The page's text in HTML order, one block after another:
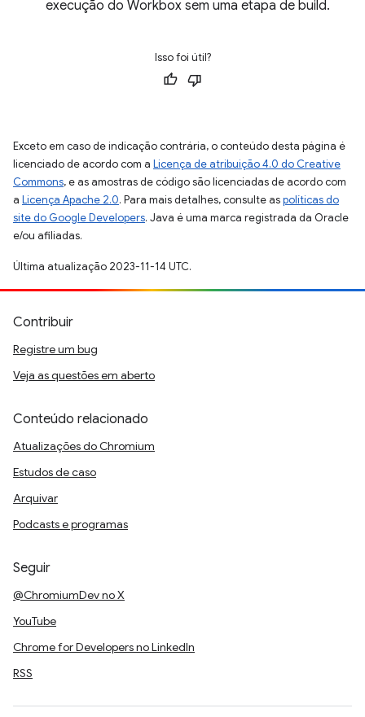
execução do Workbox sem uma etapa de build.
Isso foi útil?
Exceto em caso de indicação contrária, o conteúdo desta página é
licenciado de acordo com a Licença de atribuição 4.0 do Creative
Commons, e as amostras de código são licenciadas de acordo com
a Licença Apache 2.0. Para mais detalhes, consulte aspolíticas do
site do Google Developers. Java é uma marca registrada da Oracle
e/ou afiliadas.
Última atualização 2023-11-14 UTC.
Contribuir
Registre um bug
Veja as questões em aberto
Conteúdo relacionado
Atualizações do Chromium
Estudos de caso
Arquivar
Podcasts e programas
Seguir
@ChromiumDev no X
YouTube
Chrome for Developers no LinkedIn
RSS